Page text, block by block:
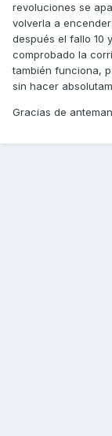
revoluciones se
volverla a
después el fallo 10
comprobado la
también funciona,
sin hacer
Gracias de